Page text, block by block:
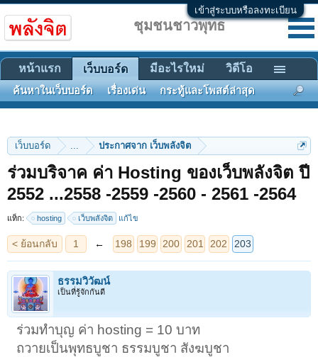
เข้าสู่ระบบหรือลงทะเบียน
เว็บบอร์ด ... ประกาศจาก เว็บพลังจิต
ร่วมบริจาค ค่า Hosting ของเว็บพลังจิต ปี
2552 ...2558 -2559 -2560 - 2561 -2564
แท็ก: hosting เว็บพลังจิต แก้ไข
< ย้อนกลับ 1 ← 198 199 200 201 202 203
ธรรมวิวัฒน์
เป็นที่รู้จักกันดี
ร่วมทำบุญ ค่า hosting = 10 บาท
ถวายเป็นพุทธบูชา ธรรมบูชา สังฆบูชา
ชุมชนชาวพุทธ
หน้าแรก เว็บบอร์ด
ค้นหาในเว็บบอร์ด เรื่องเด่น กระทู้และโพสต์ล่าสุด
มีอะไรใหม่ วิดีโอ